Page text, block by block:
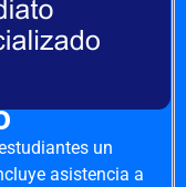
un
asistencia a